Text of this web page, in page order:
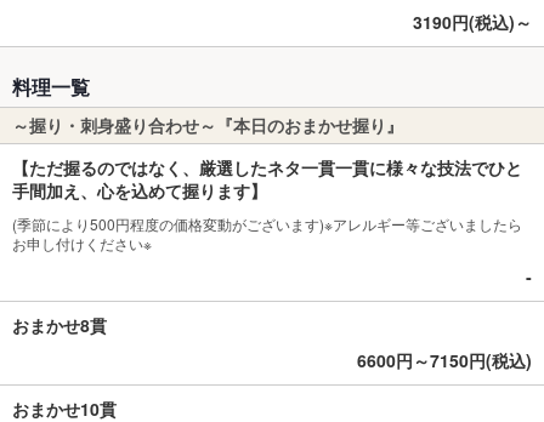
3190円(税込)～
料理一覧
～握り・刺身盛り合わせ～『本日のおまかせ握り』
【ただ握るのではなく、厳選したネタ一貫一貫に様々な技法でひと
手間加え、心を込めて握ります】
(季節により500円程度の価格変動がございます)※アレルギー等ございましたら
お申し付けください※
‐
おまかせ8貫
6600円～7150円(税込)
おまかせ10貫